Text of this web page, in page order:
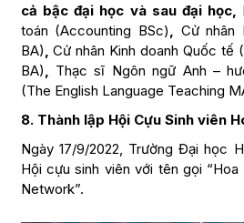
cả bậc đại học và sau đại học,
toán (Accounting BSc)
Cử nhân
BA) Cử nhân Kinh doanh Quốc tế
BA)
Thạc sĩ Ngôn ngữ Anh –
(The English Language Teaching
8. Thành lập Hội Cựu Sinh viên
Ngày 17/9/2022, Trường Đại học
Hội cựu sinh viên với tên gọi “Hoa
Network”.